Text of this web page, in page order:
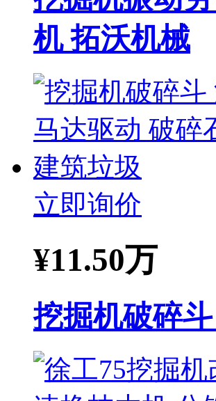
机 拓沃机械
立即询价
¥11.50万
挖掘机破碎